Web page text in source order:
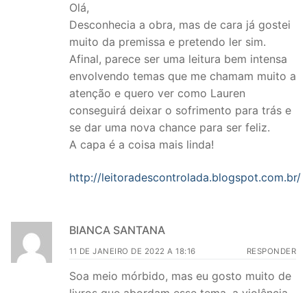
Olá,
Desconhecia a obra, mas de cara já gostei
muito da premissa e pretendo ler sim.
Afinal, parece ser uma leitura bem intensa
envolvendo temas que me chamam muito a
atenção e quero ver como Lauren
conseguirá deixar o sofrimento para trás e
se dar uma nova chance para ser feliz.
A capa é a coisa mais linda!
http://leitoradescontrolada.blogspot.com.br/
BIANCA SANTANA
11 DE JANEIRO DE 2022 A 18:16 RESPONDER
Soa meio mórbido, mas eu gosto muito de